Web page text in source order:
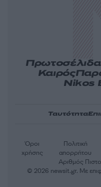
Πρωτοσέλιδα
Καιρός
Nikos
Ταυτότητα
Αριθμός
Όροι
χρήσης
Πολιτική
απορρήτου
© 2026 newsit.gr. Με